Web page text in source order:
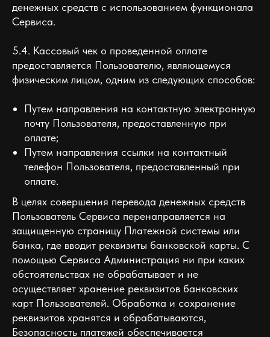
денежных средств с использованием функционала
Сервиса.
5.4. Кассовый чек о проведенной оплате
предоставляется Пользователю, являющемуся
физическим лицом, одним из следующих способов:
Путем направления на контактную электронную
почту Пользователя, предоставленную при
оплате;
Путем направления ссылки на контактный
телефон Пользователя, предоставленный при
оплате.
В целях совершения перевода денежных средств
Пользователь Сервиса перенаправляется на
защищенную страницу Платежной системы или
банка, где вводит реквизиты банковской карты. С
помощью Сервиса Администрация ни при каких
обстоятельствах не обрабатывает и не
осуществляет хранение реквизитов банковских
карт Пользователей. Обработка и сохранение
реквизитов хранятся и обрабатываются,
Безопасность платежей обеспечивается